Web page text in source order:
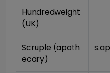
Hundredweight
(UK)
Scruple (apoth
ecary)
s.ap